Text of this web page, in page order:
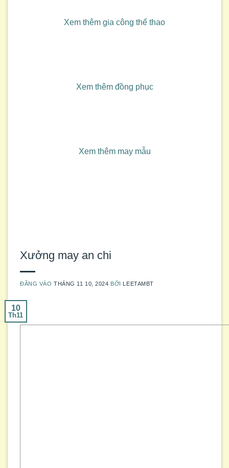
Xem thêm gia công thể thao
Xem thêm đồng phục
Xem thêm may mẫu
Xưởng may an chi
ĐĂNG VÀOTHÁNG 11 10, 2024 BỞI LEETAMBT
10
Th11